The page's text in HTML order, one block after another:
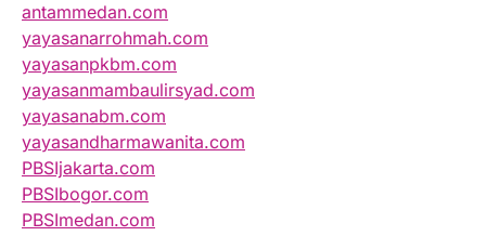
antammedan.com
yayasanarrohmah.com
yayasanpkbm.com
yayasanmambaulirsyad.com
yayasanabm.com
yayasandharmawanita.com
PBSIjakarta.com
PBSIbogor.com
PBSImedan.com